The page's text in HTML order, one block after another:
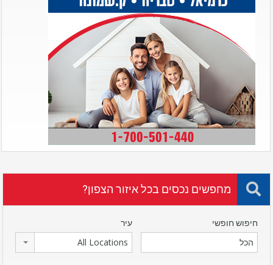
מחפשים נכסים בכל איזור הצפון?
חיפוש חופשי עיר
All Locations